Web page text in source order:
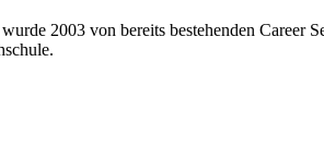
2003 von bereits bestehenden Career